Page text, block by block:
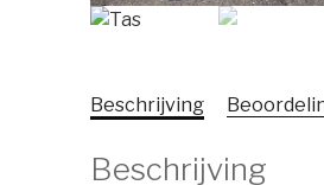
Beschrijving
Beschrijving